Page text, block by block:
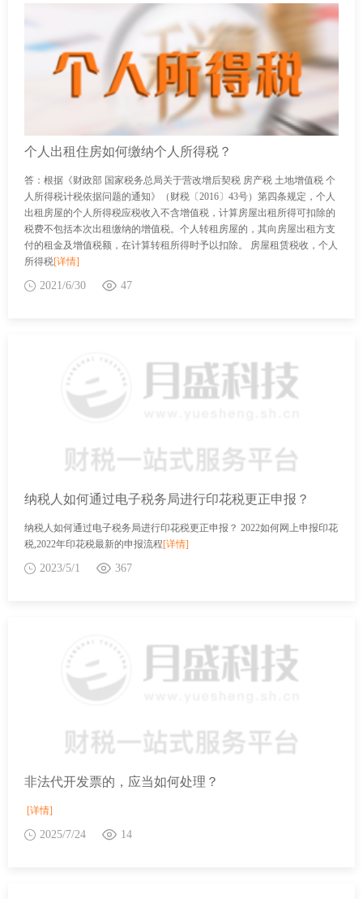
个人出租住房如何缴纳个人所得税？
答：根据《财政部 国家税务总局关于营改增后契税 房产税 土地增值税 个
人所得税计税依据问题的通知》（财税〔2016〕43号）第四条规定，个人
出租房屋的个人所得税应税收入不含增值税，计算房屋出租所得可扣除的
税费不包括本次出租缴纳的增值税。个人转租房屋的，其向房屋出租方支
付的租金及增值税额，在计算转租所得时予以扣除。 房屋租赁税收，个人
所得税[详情]
2021/6/30 47
纳税人如何通过电子税务局进行印花税更正申报？
纳税人如何通过电子税务局进行印花税更正申报？ 2022如何网上申报印花
税,2022年印花税最新的申报流程[详情]
2023/5/1 367
非法代开发票的，应当如何处理？
[详情]
2025/7/24 14